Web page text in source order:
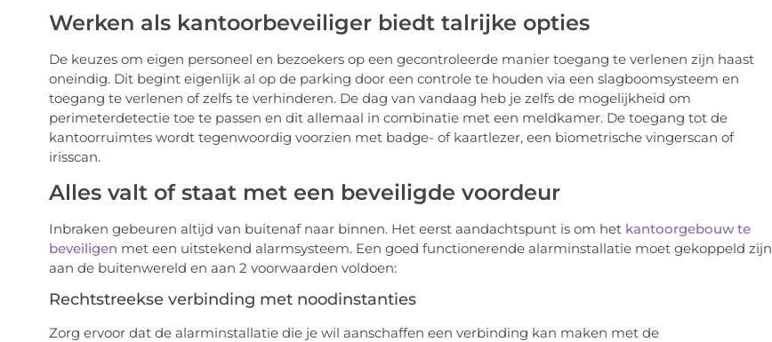
Werken als kantoorbeveiliger biedt talrijke opties
De keuzes om eigen personeel en bezoekers op een gecontroleerde manier toegang te verlenen zijn haast
oneindig. Dit begint eigenlijk al op de parking door een controle te houden via een slagboomsysteem en
toegang te verlenen of zelfs te verhinderen. De dag van vandaag heb je zelfs de mogelijkheid om
perimeterdetectie toe te passen en dit allemaal in combinatie met een meldkamer. De toegang tot de
kantoorruimtes wordt tegenwoordig voorzien met badge- of kaartlezer, een biometrische vingerscan of
irisscan.
Alles valt of staat met een beveiligde voordeur
Inbraken gebeuren altijd van buitenaf naar binnen. Het eerst aandachtspunt is om het kantoorgebouw te
beveiligen met een uitstekend alarmsysteem. Een goed functionerende alarminstallatie moet gekoppeld zijn
aan de buitenwereld en aan 2 voorwaarden voldoen:
Rechtstreekse verbinding met noodinstanties
Zorg ervoor dat de alarminstallatie die je wil aanschaffen een verbinding kan maken met de